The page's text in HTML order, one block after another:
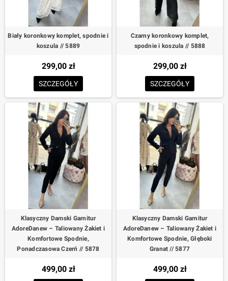
Biały koronkowy komplet, spodnie i
koszula // 5889
299,00 zł
SZCZEGÓŁY
Czarny koronkowy komplet,
spodnie i koszula // 5888
299,00 zł
SZCZEGÓŁY
Klasyczny Damski Garnitur
AdoreDanew – Taliowany Żakiet i
Komfortowe Spodnie,
Ponadczasowa Czerń // 5878
499,00 zł
Klasyczny Damski Garnitur
AdoreDanew – Taliowany Żakiet i
Komfortowe Spodnie, Głęboki
Granat // 5877
499,00 zł